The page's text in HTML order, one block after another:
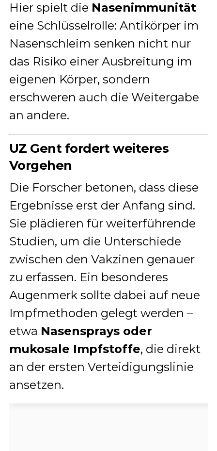
Hier spielt die Nasenimmunität
eine Schlüsselrolle: Antikörper im
Nasenschleim senken nicht nur
das Risiko einer Ausbreitung im
eigenen Körper, sondern
erschweren auch die Weitergabe
an andere.
UZ Gent fordert weiteres
Vorgehen
Die Forscher betonen, dass diese
Ergebnisse erst der Anfang sind.
Sie plädieren für weiterführende
Studien, um die Unterschiede
zwischen den Vakzinen genauer
zu erfassen. Ein besonderes
Augenmerk sollte dabei auf neue
Impfmethoden gelegt werden –
etwa Nasensprays oder
mukosale Impfstoffe, die direkt
an der ersten Verteidigungslinie
ansetzen.